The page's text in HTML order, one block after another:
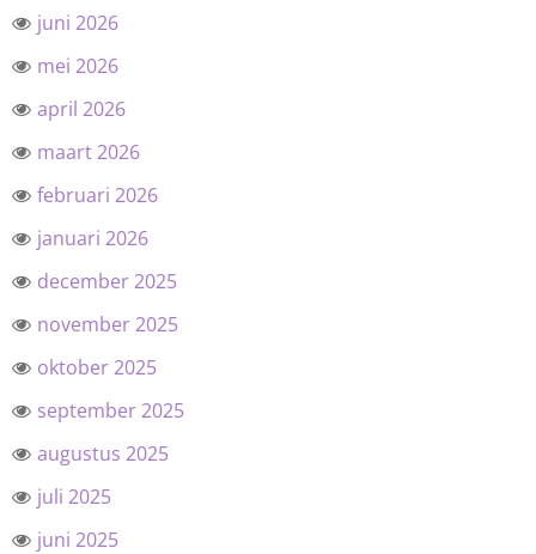
juni 2026
mei 2026
april 2026
maart 2026
februari 2026
januari 2026
december 2025
november 2025
oktober 2025
september 2025
augustus 2025
juli 2025
juni 2025